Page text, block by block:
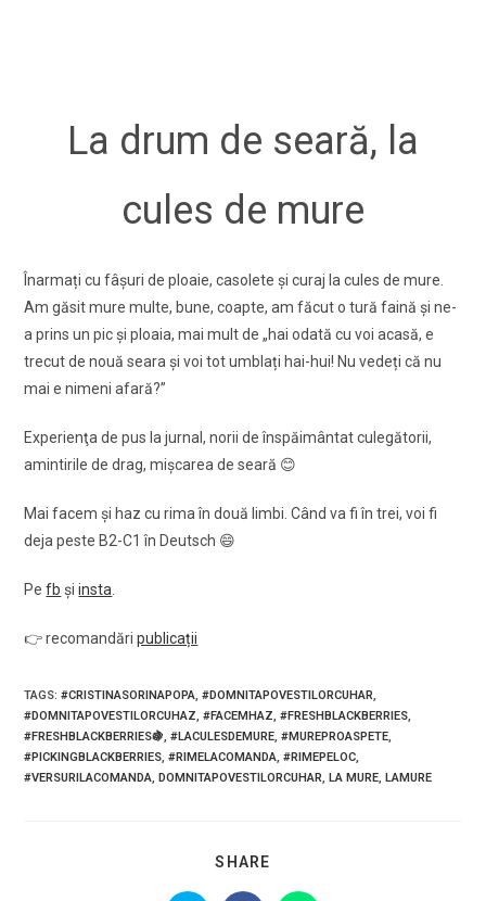
La drum de seară, la
cules de mure
Înarmați cu fâşuri de ploaie, casolete şi curaj la cules de mure.
Am găsit mure multe, bune, coapte, am făcut o tură faină şi ne-
a prins un pic şi ploaia, mai mult de „hai odată cu voi acasă, e
trecut de nouă seara şi voi tot umblați hai-hui! Nu vedeți că nu
mai e nimeni afară?”
Experienţa de pus la jurnal, norii de înspăimântat culegătorii,
amintirile de drag, mişcarea de seară 😊
Mai facem şi haz cu rima în două limbi. Când va fi în trei, voi fi
deja peste B2-C1 în Deutsch 😄
Pefb şiinsta
👉 recomandăripublicații
TAGS:#CRISTINASORINAPOPA, #DOMNITAPOVESTILORCUHAR,
#DOMNITAPOVESTILORCUHAZ, #FACEMHAZ, #FRESHBLACKBERRIES,
#FRESHBLACKBERRIES🍇, #LACULESDEMURE, #MUREPROASPETE,
#PICKINGBLACKBERRIES, #RIMELACOMANDA, #RIMEPELOC,
#VERSURILACOMANDA, DOMNITAPOVESTILORCUHAR, LA MURE, LAMURE
SHARE
CONTENT